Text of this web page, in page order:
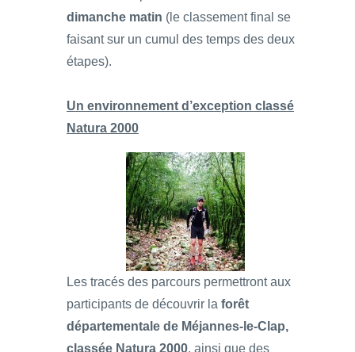
dimanche matin (le classement final se
faisant sur un cumul des temps des deux
étapes).
Un environnement d’exception classé
Natura 2000
Les tracés des parcours permettront aux
participants de découvrir la forêt
départementale de Méjannes-le-Clap,
classée Natura 2000, ainsi que des